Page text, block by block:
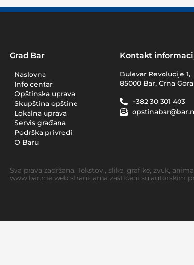
Grad Bar
Naslovna
Info centar
Opštinska uprava
Skupština opštine
Lokalna uprava
Servis građana
Podrška privredi
O Baru
Kontakt
Bulevar Revolucije 1,
85000 Bar, Crna Gora
+382 30 301 403
Sva prava zadržana. Tekstovi, slike, grafike, zvuk,
www.bar.me web stranicama zaštićeni su autorskim